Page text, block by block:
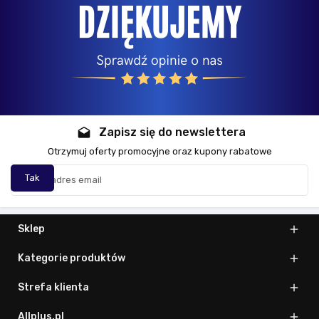
drafts Zapisz się do newslettera
Otrzymuj oferty promocyjne oraz kupony rabatowe
Sklep 
Kategorie produktów 
Strefa klienta 
Allplus.pl